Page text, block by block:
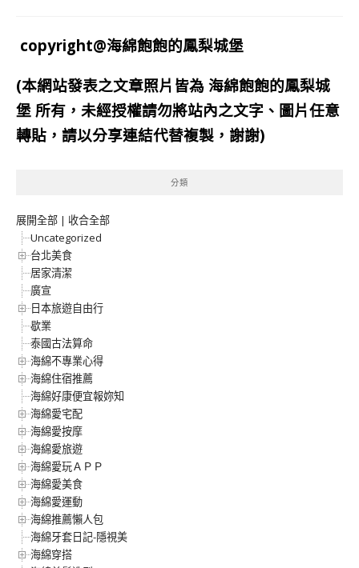
copyright@海綿飽飽的鳳梨城堡
(本網站發表之文章照片皆為 海綿飽飽的鳳梨城
堡 所有，未經授權請勿將站內之文字、圖片任意
轉貼，請以分享連結代替複製，謝謝)
分類
展開全部 | 收合全部
Uncategorized
台北美食
居家清潔
廣宣
日本旅遊自由行
歇業
泰國古法算命
海綿不專業心得
海綿住宿推薦
海綿好康便宜報妳知
海綿愛宅配
海綿愛按摩
海綿愛旅遊
海綿愛玩ＡＰＰ
海綿愛美食
海綿愛運動
海綿推薦懶人包
海綿牙套日記-隱視美
海綿穿搭